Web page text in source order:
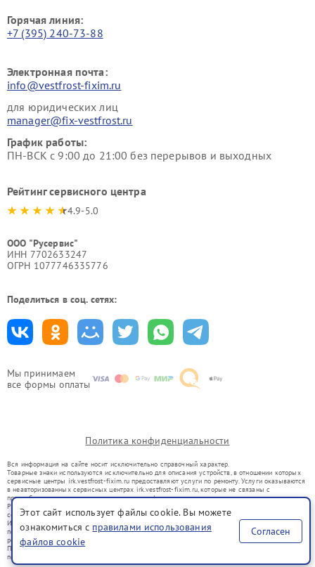
Мы принимаем
все формы оплаты
Горячая линия:
+7 (395) 240-73-88
Электронная почта:
info@vestfrost-fixim.ru
для юридических лиц
manager@fix-vestfrost.ru
График работы:
ПН-ВСК с 9:00 до 21:00 без перерывов и выходных
Рейтинг сервисного центра
4.9-5.0
ООО "Русервис"
ИНН 7702633247
ОГРН 1077746335776
Поделиться в соц. сетях:
Политика конфиденциальности
Вся информация на сайте носит исключительно справочный характер.
Товарные знаки используются исключительно для описания устройств, в отношении которых
сервисные центры irk.vestfrost-fixim.ru предоставляют услуги по ремонту. Услуги оказываются
в неавторизованных сервисных центрах irk.vestfrost-fixim.ru, которые не связаны с
правообладателями товарных знаков или их официальными представителями.
Ремонт осуществляется для устройств, уже введенных в гражданский оборот в соответствии
со статьей 1487 ГК РФ.
Использование товарных знаков не преследует цели индивидуализации услуг или введения
потребителей в заблуждение, а служит для информирования о предоставляемых услугах по
ремонту техники указанных брендов.
Представленная на сайте информация не является публичной офертой, определяемой
положениями Статьи 437(2) Гражданского кодекса РФ
Этот сайт использует файлы cookie. Вы можете
ознакомиться с правилами использования
файлов cookie
Согласен